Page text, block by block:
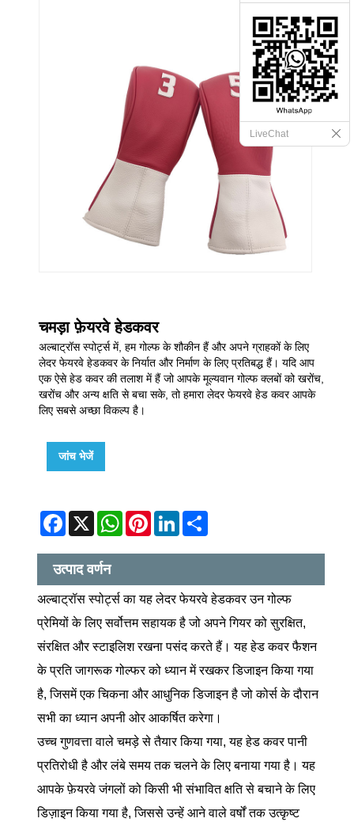
चमड़ा फ़ेयरवे हेडकवर
अल्बाट्रॉस स्पोर्ट्स में, हम गोल्फ के शौकीन हैं और अपने ग्राहकों के लिए
लेदर फेयरवे हेडकवर के निर्यात और निर्माण के लिए प्रतिबद्ध हैं। यदि आप
एक ऐसे हेड कवर की तलाश में हैं जो आपके मूल्यवान गोल्फ क्लबों को खरोंच,
खरोंच और अन्य क्षति से बचा सके, तो हमारा लेदर फेयरवे हेड कवर आपके
लिए सबसे अच्छा विकल्प है।
जांच भेजें
Facebook
X WhatsApp
Pinterest
LinkedIn
उत्पाद वर्णन
अल्बाट्रॉस स्पोर्ट्स का यह लेदर फेयरवे हेडकवर उन गोल्फ
प्रेमियों के लिए सर्वोत्तम सहायक है जो अपने गियर को सुरक्षित,
संरक्षित और स्टाइलिश रखना पसंद करते हैं। यह हेड कवर फैशन
के प्रति जागरूक गोल्फर को ध्यान में रखकर डिजाइन किया गया
है, जिसमें एक चिकना और आधुनिक डिजाइन है जो कोर्स के दौरान
सभी का ध्यान अपनी ओर आकर्षित करेगा।
उच्च गुणवत्ता वाले चमड़े से तैयार किया गया, यह हेड कवर पानी
प्रतिरोधी है और लंबे समय तक चलने के लिए बनाया गया है। यह
आपके फ़ेयरवे जंगलों को किसी भी संभावित क्षति से बचाने के लिए
डिज़ाइन किया गया है, जिससे उन्हें आने वाले वर्षों तक उत्कृष्ट
LiveChat